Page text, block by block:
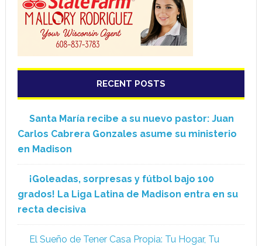
RECENT POSTS
Santa María recibe a su nuevo pastor: Juan
Carlos Cabrera Gonzales asume su ministerio
en Madison
¡Goleadas, sorpresas y fútbol bajo 100
grados! La Liga Latina de Madison entra en su
recta decisiva
El Sueño de Tener Casa Propia: Tu Hogar, Tu